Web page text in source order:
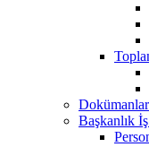
Dokümanlar
Başkanlık